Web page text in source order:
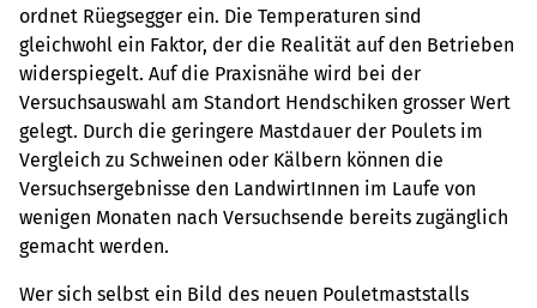
ordnet Rüegsegger ein. Die Temperaturen sind
gleichwohl ein Faktor, der die Realität auf den Betrieben
widerspiegelt. Auf die Praxisnähe wird bei der
Versuchsauswahl am Standort Hendschiken grosser Wert
gelegt. Durch die geringere Mastdauer der Poulets im
Vergleich zu Schweinen oder Kälbern können die
Versuchsergebnisse den LandwirtInnen im Laufe von
wenigen Monaten nach Versuchsende bereits zugänglich
gemacht werden.
Wer sich selbst ein Bild des neuen Pouletmaststalls